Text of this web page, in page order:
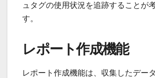
ュタグの使用状況を追跡することが
す。
レポート作成機能
レポート作成機能は、収集したデー